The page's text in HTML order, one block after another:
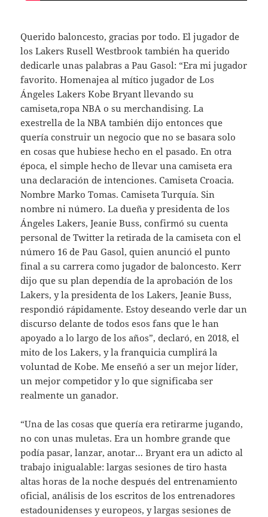
Querido baloncesto, gracias por todo. El jugador de
los Lakers Rusell Westbrook también ha querido
dedicarle unas palabras a Pau Gasol: “Era mi jugador
favorito. Homenajea al mítico jugador de Los
Ángeles Lakers Kobe Bryant llevando su
camiseta,ropa NBA o su merchandising. La
exestrella de la NBA también dijo entonces que
quería construir un negocio que no se basara solo
en cosas que hubiese hecho en el pasado. En otra
época, el simple hecho de llevar una camiseta era
una declaración de intenciones. Camiseta Croacia.
Nombre Marko Tomas. Camiseta Turquía. Sin
nombre ni número. La dueña y presidenta de los
Ángeles Lakers, Jeanie Buss, confirmó su cuenta
personal de Twitter la retirada de la camiseta con el
número 16 de Pau Gasol, quien anunció el punto
final a su carrera como jugador de baloncesto. Kerr
dijo que su plan dependía de la aprobación de los
Lakers, y la presidenta de los Lakers, Jeanie Buss,
respondió rápidamente. Estoy deseando verle dar un
discurso delante de todos esos fans que le han
apoyado a lo largo de los años”, declaró, en 2018, el
mito de los Lakers, y la franquicia cumplirá la
voluntad de Kobe. Me enseñó a ser un mejor líder,
un mejor competidor y lo que significaba ser
realmente un ganador.
“Una de las cosas que quería era retirarme jugando,
no con unas muletas. Era un hombre grande que
podía pasar, lanzar, anotar… Bryant era un adicto al
trabajo inigualable: largas sesiones de tiro hasta
altas horas de la noche después del entrenamiento
oficial, análisis de los escritos de los entrenadores
estadounidenses y europeos, y largas sesiones de